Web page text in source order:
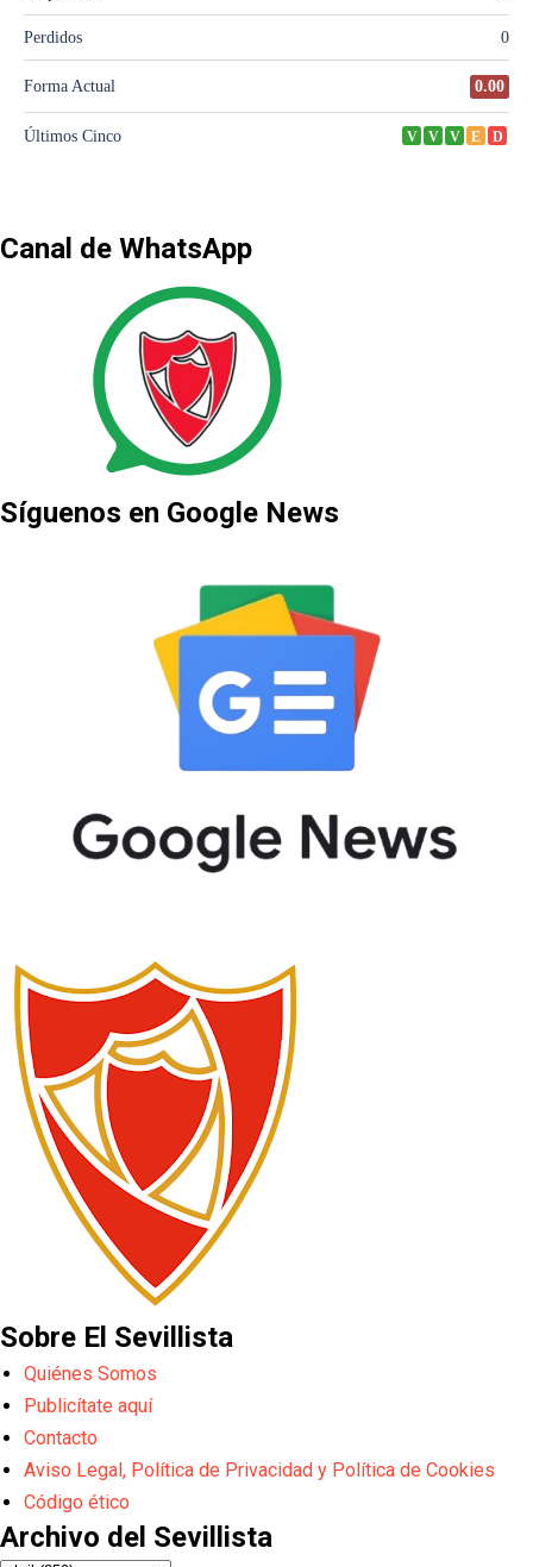
Canal de WhatsApp
Síguenos en Google News
Sobre El Sevillista
Quiénes Somos
Publicítate aquí
Contacto
Aviso Legal, Política de Privacidad y Política de Cookies
Código ético
Archivo del Sevillista